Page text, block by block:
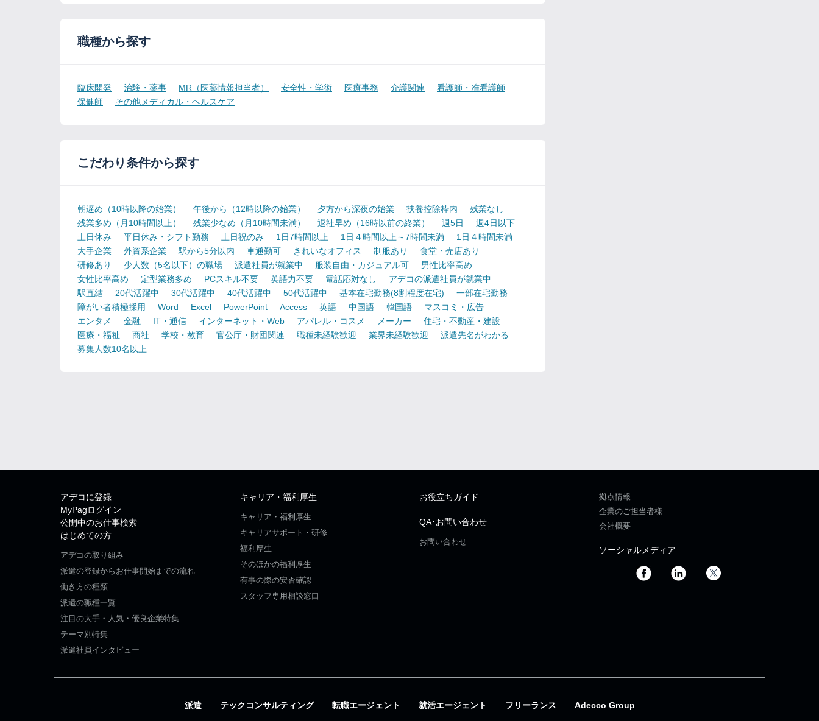
職種から探す
臨床開発 治験・薬事 MR（医薬情報担当者） 安全性・学術 医療事務 介護関連
看護師・准看護師
保健師
その他メディカル・ヘルスケア
こだわり条件から探す
朝遅め（10時以降の始業） 午後から（12時以降の始業） 夕方から深夜の始業 扶養控除枠内
残業なし
残業多め（月10時間以上）
残業少なめ（月10時間未満） 退社早め（16時以前の終業） 週5日
週4日以下
土日休み
平日休み・シフト勤務 土日祝のみ 1日7時間以上 1日４時間以上～7時間未満
1日４時間未満
大手企業
外資系企業 駅から5分以内 車通勤可 きれいなオフィス 制服あり
食堂・売店あり
研修あり
少人数（5名以下）の職場 派遣社員が就業中 服装自由・カジュアル可
男性比率高め
女性比率高め
定型業務多め PCスキル不要 英語力不要 電話応対なし
アデコの派遣社員が就業中
駅直結
20代活躍中 30代活躍中 40代活躍中 50代活躍中 基本在宅勤務(8割程度在宅)
一部在宅勤務
障がい者積極採用
Word Excel PowerPoint Access 英語 中国語 韓国語
マスコミ・広告
エンタメ
金融 IT・通信 インターネット・Web アパレル・コスメ メーカー
住宅・不動産・建設
医療・福祉
商社 学校・教育 官公庁・財団関連 職種未経験歓迎 業界未経験歓迎
派遣先名がわかる
募集人数10名以上
アデコに登録
MyPagログイン
公開中のお仕事検索
はじめての方
アデコの取り組み
派遣の登録からお仕事開始までの流れ
働き方の種類
派遣の職種一覧
注目の大手・人気・優良企業特集
テーマ別特集
派遣社員インタビュー
キャリア・福利厚生
キャリア・福利厚生
キャリアサポート・研修
福利厚生
そのほかの福利厚生
有事の際の安否確認
スタッフ専用相談窓口
お役立ちガイド
QA･お問い合わせ
お問い合わせ
拠点情報
企業のご担当者様
会社概要
ソーシャルメディア
派遣 テックコンサルティング 転職エージェント 就活エージェント フリーランス Adecco Group